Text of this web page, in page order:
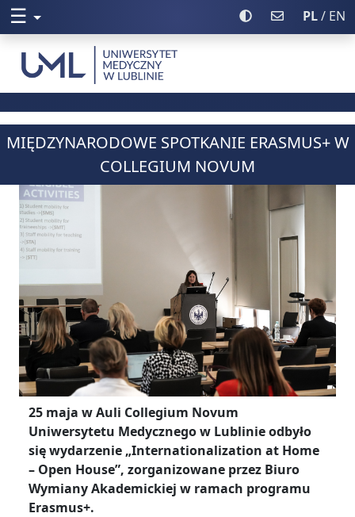
PL/ EN
Poczta UML
Włącz wysoki
☰ Rozwiń menu
Uniwersytet Medyczny w Lublinie
MIĘDZYNARODOWE SPOTKANIE ERASMUS+ W
COLLEGIUM NOVUM
25 maja w Auli Collegium Novum
Uniwersytetu Medycznego w Lublinie odbyło
się wydarzenie „Internationalization at Home
– Open House”, zorganizowane przez Biuro
Wymiany Akademickiej w ramach programu
Erasmus+.